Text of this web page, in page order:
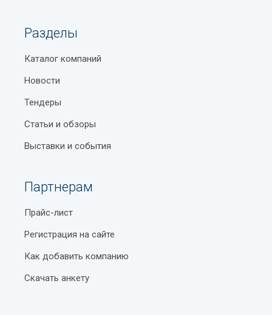
Разделы
Каталог компаний
Новости
Тендеры
Статьи и обзоры
Выставки и события
Партнерам
Прайс-лист
Регистрация на сайте
Как добавить компанию
Скачать анкету